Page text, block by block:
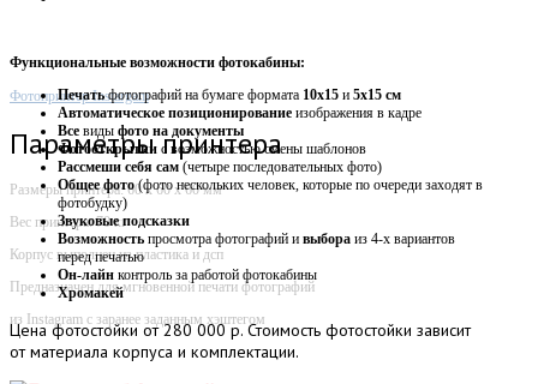
Фотопринтер Instargam
Параметры принтера
Размеры принтера: 60 х 60 х 60 мм
Вес принтера: 70 кг
Корпус выполнен из пластика и дсп
Предназначен для мгновенной печати фотографий
из Instagram с заранее заданным хэштегом
Функциональные возможности фотокабины:
Печатьфотографий на бумаге формата 10х15 и 5х15 см
Автоматическое позиционирование изображения в кадре
Все виды фото на документы
Фотооткрытки с возможностью смены шаблонов
Рассмеши себя сам (четыре последовательных фото)
Общее фото(фото нескольких человек, которые по очереди заходят в
фотобудку)
Звуковыеподсказки
Возможность просмотра фотографий и выбора из 4-х вариантов
перед печатью
Он-лайн контроль за работой фотокабины
Хромакей
Ценафотостойки от 280 000 р. Стоимость фотостойки зависит
от материала корпуса и комплектации.